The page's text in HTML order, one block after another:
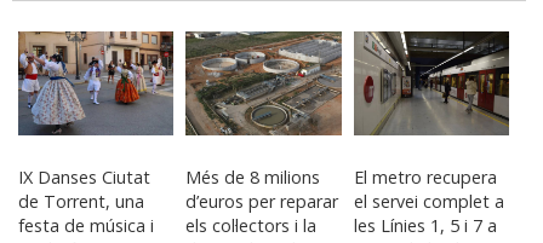
IX Danses Ciutat
de Torrent, una
festa de música i
Més de 8 milions
d’euros per reparar
els col·lectors i la
El metro recupera
el servei complet a
les Línies 1, 5 i 7 a